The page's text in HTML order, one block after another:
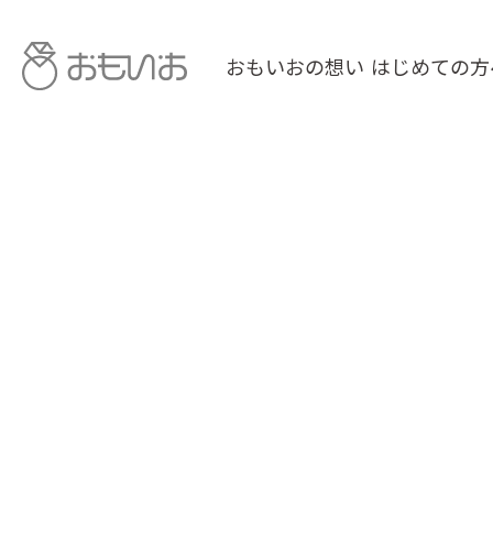
おもいおの想い はじめての